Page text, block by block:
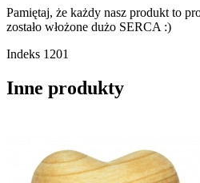
Pamiętaj, że każdy nasz produkt to
zostało włożone dużo SERCA :)
Indeks 1201
Inne produkty